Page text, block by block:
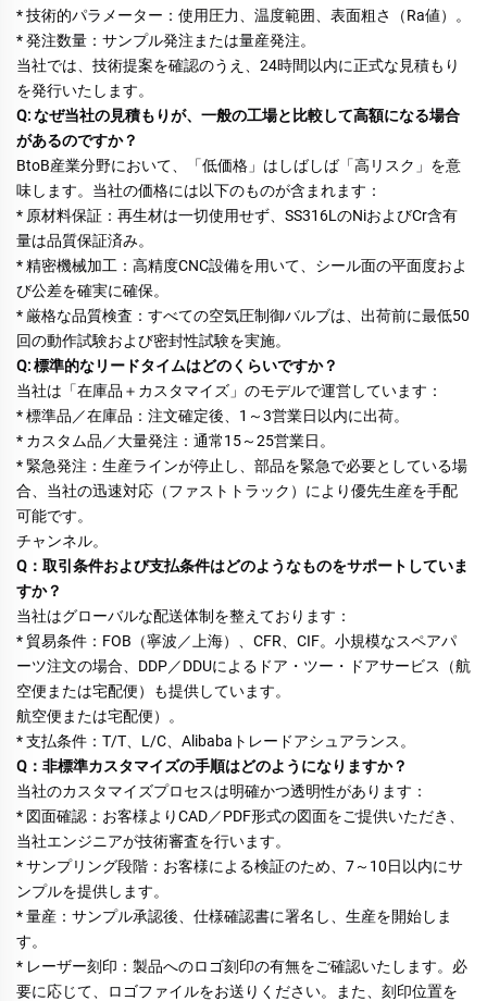
* 発注数量：サンプル発注または量産発注。
当社では、技術提案を確認のうえ、24時間以内に正式な見積もり
を発行いたします。
Q: なぜ当社の見積もりが、一般の工場と比較して高額になる場合
があるのですか？
BtoB産業分野において、「低価格」はしばしば「高リスク」を意
味します。当社の価格には以下のものが含まれます：
* 原材料保証：再生材は一切使用せず、SS316LのNiおよびCr含有
量は品質保証済み。
* 精密機械加工：高精度CNC設備を用いて、シール面の平面度およ
び公差を確実に確保。
* 厳格な品質検査：すべての空気圧制御バルブは、出荷前に最低50
回の動作試験および密封性試験を実施。
Q: 標準的なリードタイムはどのくらいですか？
当社は「在庫品＋カスタマイズ」のモデルで運営しています：
* 標準品／在庫品：注文確定後、1～3営業日以内に出荷。
* カスタム品／大量発注：通常15～25営業日。
* 緊急発注：生産ラインが停止し、部品を緊急で必要としている場
合、当社の迅速対応（ファストトラック）により優先生産を手配
可能です。
チャンネル。
Q：取引条件および支払条件はどのようなものをサポートしていま
すか？
当社はグローバルな配送体制を整えております：
* 貿易条件：FOB（寧波／上海）、CFR、CIF。小規模なスペアパ
ーツ注文の場合、DDP／DDUによるドア・ツー・ドアサービス（航
空便または宅配便）も提供しています。
航空便または宅配便）。
* 支払条件：T/T、L/C、Alibabaトレードアシュアランス。
Q：非標準カスタマイズの手順はどのようになりますか？
当社のカスタマイズプロセスは明確かつ透明性があります：
* 図面確認：お客様よりCAD／PDF形式の図面をご提供いただき、
当社エンジニアが技術審査を行います。
* サンプリング段階：お客様による検証のため、7～10日以内にサ
ンプルを提供します。
* 量産：サンプル承認後、仕様確認書に署名し、生産を開始しま
す。
* レーザー刻印：製品へのロゴ刻印の有無をご確認いたします。必
要に応じて、ロゴファイルをお送りください。また、刻印位置を